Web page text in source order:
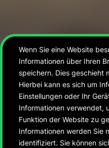
Wenn Sie eine Website
Informationen über Ihren
speichern. Dies geschieht
Hierbei kann es sich um
Einstellungen oder Ihr
Informationen verwendet,
Funktion der Website zu
Informationen werden Sie
identifiziert. Sie können